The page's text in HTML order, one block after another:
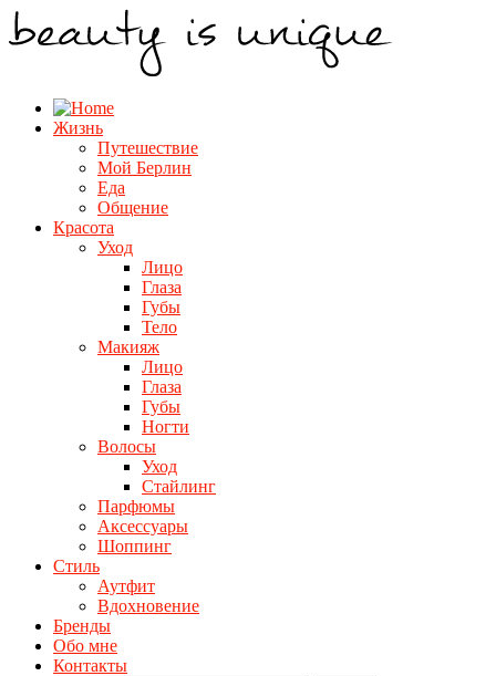
Жизнь
Путешествие
Мой Берлин
Еда
Общение
Красота
Уход
Лицо
Глаза
Губы
Тело
Макияж
Лицо
Глаза
Губы
Ногти
Волосы
Уход
Стайлинг
Парфюмы
Аксессуары
Шоппинг
Стиль
Аутфит
Вдохновение
Бренды
Обо мне
Контакты